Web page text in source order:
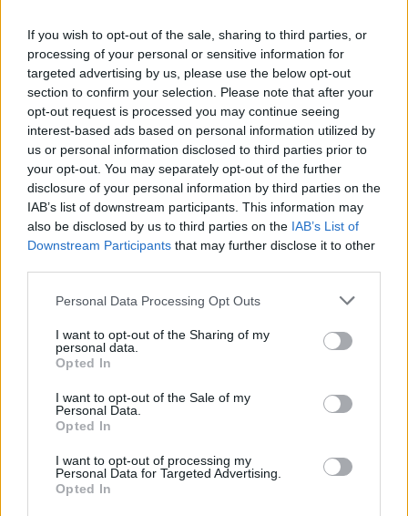
If you wish to opt-out of the sale, sharing to third parties, or
processing of your personal or sensitive information for
targeted advertising by us, please use the below opt-out
section to confirm your selection. Please note that after your
opt-out request is processed you may continue seeing
interest-based ads based on personal information utilized by
us or personal information disclosed to third parties prior to
your opt-out. You may separately opt-out of the further
disclosure of your personal information by third parties on the
IAB’s list of downstream participants. This information may
also be disclosed by us to third parties on the IAB’s List of
Downstream Participants that may further disclose it to other
Personal Data Processing Opt Outs
I want to opt-out of the Sharing of my
personal data.
Opted In
I want to opt-out of the Sale of my
Personal Data.
Opted In
I want to opt-out of processing my
Personal Data for Targeted Advertising.
Opted In
donne une impression de haute montagne, surtout
lorsque l’on franchit les derniers virages en épingle.
L’effort devient alors aussi mental que physique.
Au sommet, à 1 613 mètres d’altitude, la récompense
est totale : vue panoramique sur la chaîne des Aravis,
atmosphère fraîche et sensation d’accomplissement.
Souvent emprunté par le Tour de France, le col de la
Colombière reste un incontournable pour tout cycliste
cherchant à combiner performance, beauté du cadre
et authenticité montagnarde.